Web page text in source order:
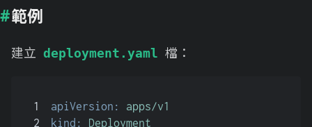
範例
建立 deployment.yaml 檔：
1
2
apiVersion:
apps/v1
kind:
Deployment